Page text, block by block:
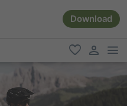
Download
favoriti
user link